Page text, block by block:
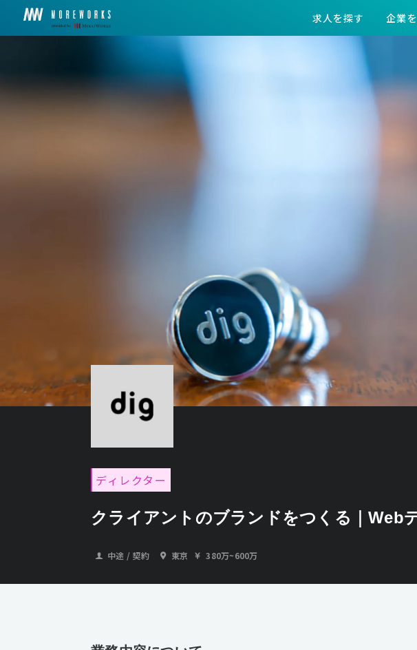
求人を探す 企業
ディレクター
クライアントのブランドをつくる｜Web
中途 / 契約 東京 380万~600万